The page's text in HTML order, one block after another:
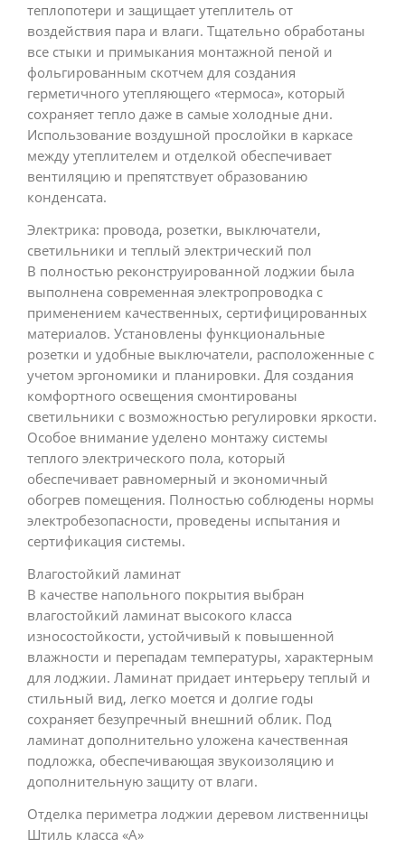
теплопотери и защищает утеплитель от
воздействия пара и влаги. Тщательно обработаны
все стыки и примыкания монтажной пеной и
фольгированным скотчем для создания
герметичного утепляющего «термоса», который
сохраняет тепло даже в самые холодные дни.
Использование воздушной прослойки в каркасе
между утеплителем и отделкой обеспечивает
вентиляцию и препятствует образованию
конденсата.
Электрика: провода, розетки, выключатели,
светильники и теплый электрический пол
В полностью реконструированной лоджии была
выполнена современная электропроводка с
применением качественных, сертифицированных
материалов. Установлены функциональные
розетки и удобные выключатели, расположенные с
учетом эргономики и планировки. Для создания
комфортного освещения смонтированы
светильники с возможностью регулировки яркости.
Особое внимание уделено монтажу системы
теплого электрического пола, который
обеспечивает равномерный и экономичный
обогрев помещения. Полностью соблюдены нормы
электробезопасности, проведены испытания и
сертификация системы.
Влагостойкий ламинат
В качестве напольного покрытия выбран
влагостойкий ламинат высокого класса
износостойкости, устойчивый к повышенной
влажности и перепадам температуры, характерным
для лоджии. Ламинат придает интерьеру теплый и
стильный вид, легко моется и долгие годы
сохраняет безупречный внешний облик. Под
ламинат дополнительно уложена качественная
подложка, обеспечивающая звукоизоляцию и
дополнительную защиту от влаги.
Отделка периметра лоджии деревом лиственницы
Штиль класса «А»